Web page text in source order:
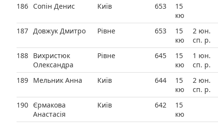
186 Сопін Денис Київ 653
15
кю
187 Довжук Дмитро Рівне 653
15
кю
2 юн.
сп. р.
188 Вихристюк
Олександра
Рівне 645
15
кю
1 юн.
сп. р.
189 Мельник Анна Київ 644
15
кю
2 юн.
сп. р.
190 Єрмакова
Анастасія
Київ 642
15
кю